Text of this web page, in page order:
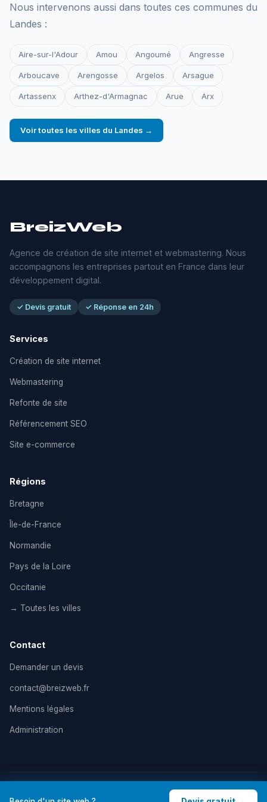
Nous intervenons aussi dans toutes ces communes du
Landes :
Aire-sur-l'Adour Amou Angoumé Angresse
Arboucave Arengosse Argelos Arsague
Artassenx Arthez-d'Armagnac Arue Arx
Voir toutes les villes du Landes →
BreizWeb
Agence de création de site internet et webmastering. Nous
accompagnons les entreprises partout en France dans leur
développement digital.
✓ Devis gratuit ✓ Réponse en 24h
Services
Création de site internet
Webmastering
Refonte de site
Référencement SEO
Site e-commerce
Régions
Bretagne
Île-de-France
Normandie
Pays de la Loire
Occitanie
→ Toutes les villes
Contact
Demander un devis
contact@breizweb.fr
Mentions légales
Administration
© 2026 BreizWeb — Agence de création de site internet en